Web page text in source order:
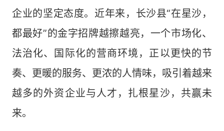
企业的坚定态度。近年来，长沙县“在星沙，
都最好”的金字招牌越擦越亮，一个市场化、
法治化、国际化的营商环境，正以更快的节
奏、更暖的服务、更浓的人情味，吸引着越来
越多的外资企业与人才，扎根星沙，共赢未
来。